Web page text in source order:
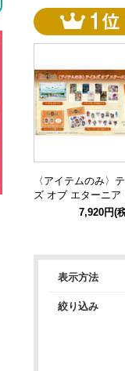
〈アイテムのみ〉
ズ オブ エターニア
スター アイテムの
7,920円(
表示方法
絞り込み